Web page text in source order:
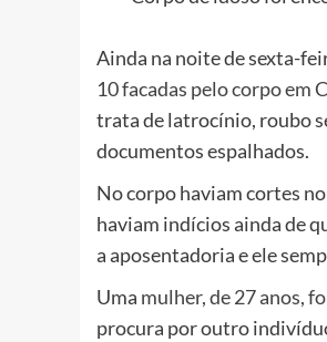
Ainda na noite de sexta-
10 facadas pelo corpo em
trata de latrocínio, roubo
documentos espalhados.
No corpo haviam cortes
haviam indícios ainda de
a aposentadoria e ele
Uma mulher, de 27 anos,
procura por outro